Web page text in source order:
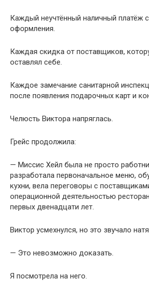
Каждый неучтённый наличный платёж
оформления.
Каждая скидка от поставщиков,
оставлял себе.
Каждое замечание санитарной
после появления подарочных карт и
Челюсть Виктора напряглась.
Грейс продолжила:
— Миссис Хейл была не просто
разработала первоначальное меню,
кухни, вела переговоры с
операционной деятельностью
первых двенадцати лет.
Виктор усмехнулся, но это звучало
— Это невозможно доказать.
Я посмотрела на него.